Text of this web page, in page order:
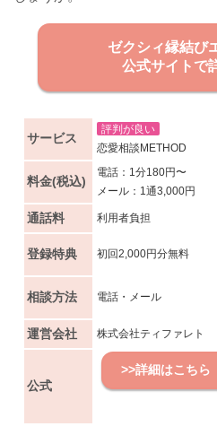
ゼクシィ縁結び
公式サイトで
サービス
評判が良い
恋愛相談METHOD
料金(税込)
電話：1分180円〜
メール：1通3,000円
通話料 利用者負担
登録特典 初回2,000円分無料
相談方法 電話・メール
運営会社 株式会社ティファレト
公式
>>詳細はこちら